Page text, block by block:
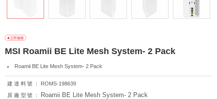
MSI Roamii BE Lite Mesh System- 2 Pack
Roamii BE Lite Mesh System- 2 Pack
建達料號：
ROMS-198639
原廠型號：
Roamii BE Lite Mesh System- 2 Pack